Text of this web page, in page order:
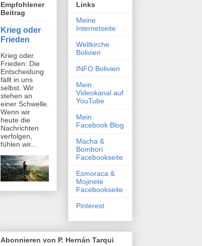
Empfohlener
Beitrag
Krieg oder
Frieden
Krieg oder
Frieden: Die
Entscheidung
fällt in uns
selbst. Wir
stehen an
einer Schwelle.
Wenn wir
heute die
Nachrichten
verfolgen,
fühlen wir...
Links
Meine
Internetseite
Weltkirche
Bolivien
INFO Bolivien
Mein
Videokanal auf
YouTube
Mein
Facebook Blog
Macha &
Bombori
Facebookseite
Esmoraca &
Mojinete
Facebookseite
Pinterest
Abonnieren von P. Hernán Tarqui